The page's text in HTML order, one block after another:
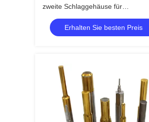
zweite Schlaggehäuse für
Automatikstempel Elektronik
Progressive Die
Erhalten Sie besten Preis